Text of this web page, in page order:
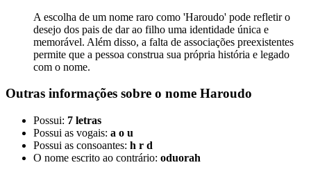
A escolha de um nome raro como 'Haroudo' pode refletir o
desejo dos pais de dar ao filho uma identidade única e
memorável. Além disso, a falta de associações preexistentes
permite que a pessoa construa sua própria história e legado
com o nome.
Outras informações sobre o nome Haroudo
Possui: 7 letras
Possui as vogais: a o u
Possui as consoantes: h r d
O nome escrito ao contrário: oduorah